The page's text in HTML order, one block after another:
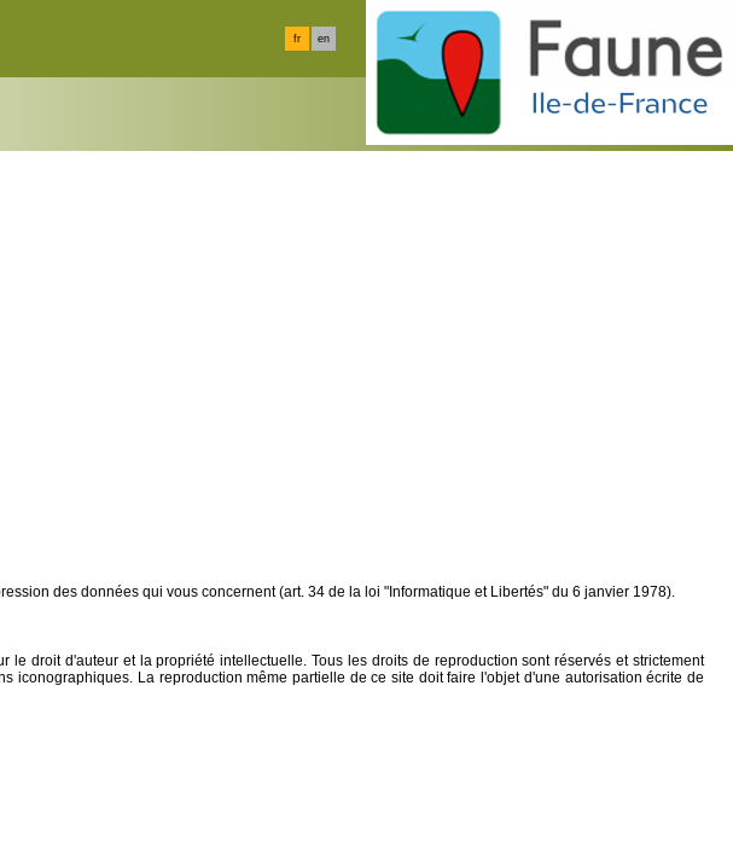
fr en
des données qui vous concernent (art. 34 de la loi "Informatique et Libertés" du 6 janvier 1978).
droit d'auteur et la propriété intellectuelle. Tous les droits de reproduction sont réservés et strictement
iconographiques. La reproduction même partielle de ce site doit faire l'objet d'une autorisation écrite de